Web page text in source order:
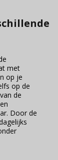
met
op je
op de
de
Door de